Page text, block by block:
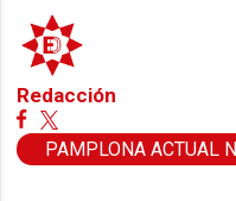
Redacción
PAMPLONA ACTUAL